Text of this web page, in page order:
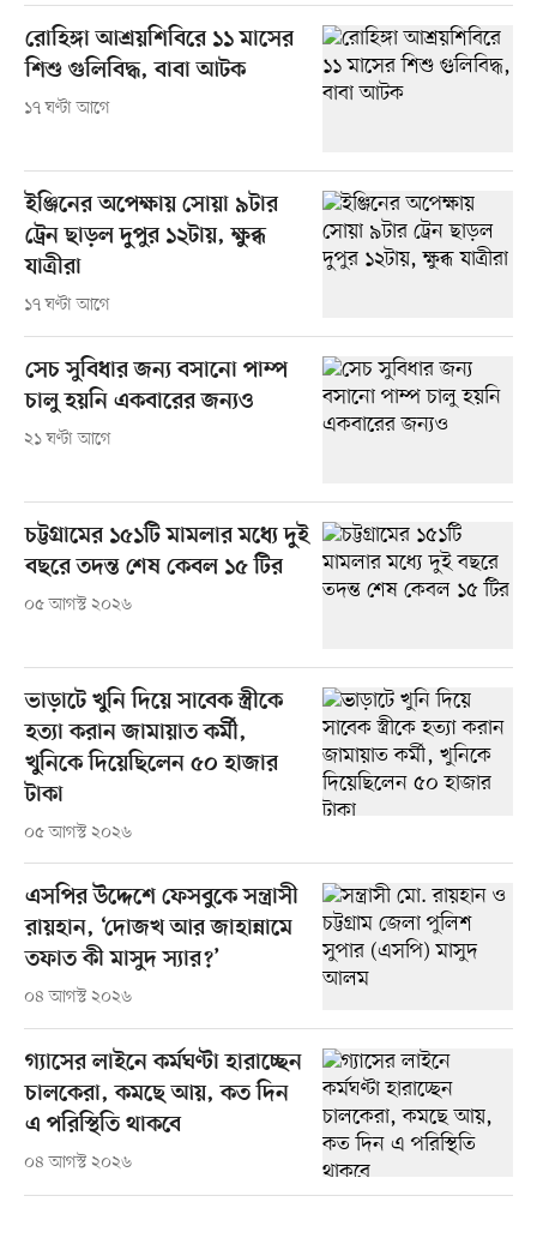
রোহিঙ্গা আশ্রয়শিবিরে ১১ মাসের
শিশু গুলিবিদ্ধ, বাবা আটক
১৭ ঘণ্টা আগে
ইঞ্জিনের অপেক্ষায় সোয়া ৯টার
ট্রেন ছাড়ল দুপুর ১২টায়, ক্ষুব্ধ
যাত্রীরা
১৭ ঘণ্টা আগে
সেচ সুবিধার জন্য বসানো পাম্প
চালু হয়নি একবারের জন্যও
২১ ঘণ্টা আগে
চট্টগ্রামের ১৫১টি মামলার মধ্যে দুই
বছরে তদন্ত শেষ কেবল ১৫ টির
০৫ আগস্ট ২০২৬
ভাড়াটে খুনি দিয়ে সাবেক স্ত্রীকে
হত্যা করান জামায়াত কর্মী,
খুনিকে দিয়েছিলেন ৫০ হাজার
টাকা
০৫ আগস্ট ২০২৬
এসপির উদ্দেশে ফেসবুকে সন্ত্রাসী
রায়হান, ‘দোজখ আর জাহান্নামে
তফাত কী মাসুদ স্যার?’
০৪ আগস্ট ২০২৬
গ্যাসের লাইনে কর্মঘণ্টা হারাচ্ছেন
চালকেরা, কমছে আয়, কত দিন
এ পরিস্থিতি থাকবে
০৪ আগস্ট ২০২৬